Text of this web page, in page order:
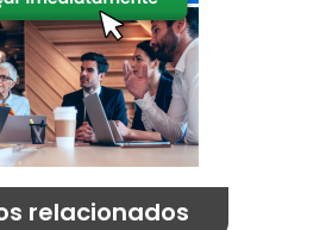
relacionados